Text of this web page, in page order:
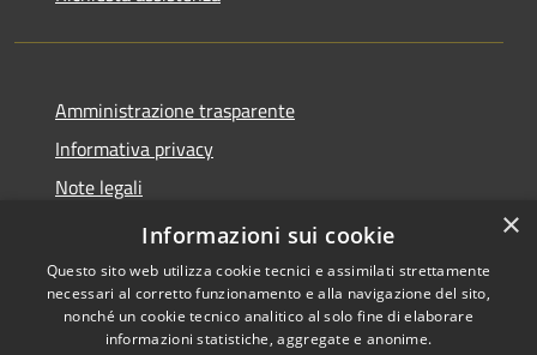
Amministrazione trasparente
Informativa privacy
Note legali
Dichiarazione di accessibilità
Copyright © 2026 • Città di
×
Informazioni sui cookie
Questo sito web utilizza cookie tecnici e assimilati strettamente
necessari al corretto funzionamento e alla navigazione del sito,
nonché un cookie tecnico analitico al solo fine di elaborare
informazioni statistiche, aggregate e anonime.